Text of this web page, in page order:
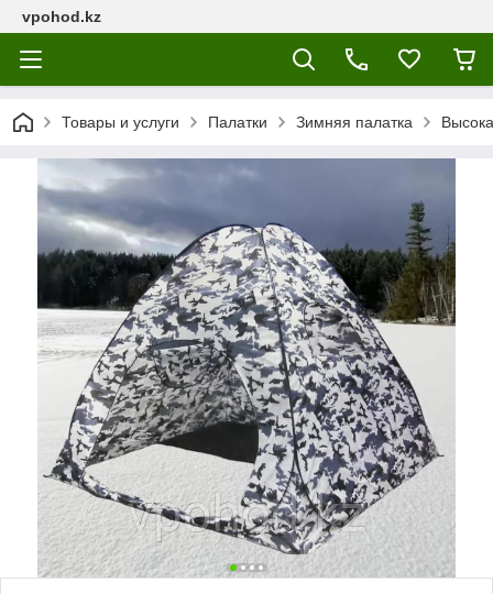
vpohod.kz
Товары и услуги Палатки Зимняя палатка